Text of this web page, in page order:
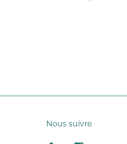
Nous suivre